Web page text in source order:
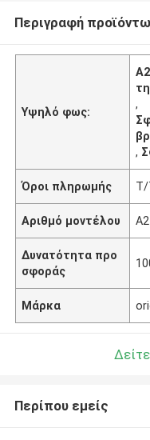
Περιγραφή
Υψηλό φως:
,
,
Όροι πληρωμής T/
Αριθμό μοντέλου
Δυνατότητα προ
σφοράς
Μάρκα
Περίπου εμείς